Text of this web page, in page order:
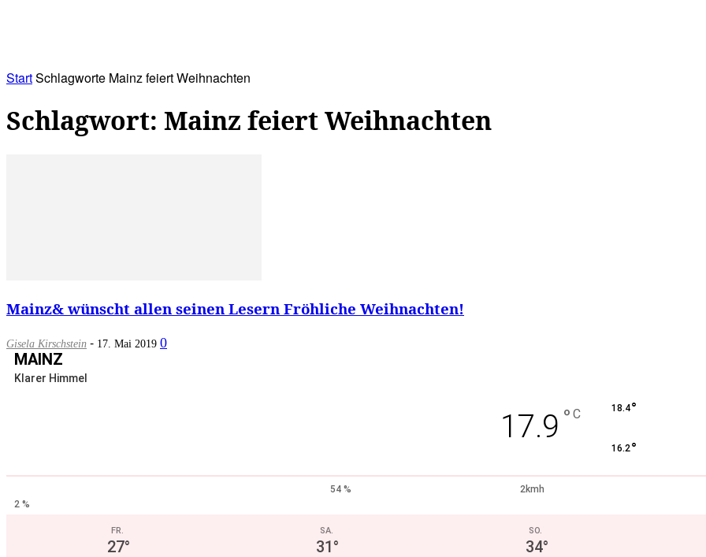
StartSchlagworte Mainz feiert Weihnachten
Schlagwort: Mainz feiert Weihnachten
Mainz& wünscht allen seinen Lesern Fröhliche Weihnachten!
Gisela Kirschstein - 17. Mai 2019 0
MAINZ
Klarer Himmel
17.9 ° C 18.4°
16.2°
54 %
2kmh
2 %
FR.
27°
SA.
31°
SO.
34°